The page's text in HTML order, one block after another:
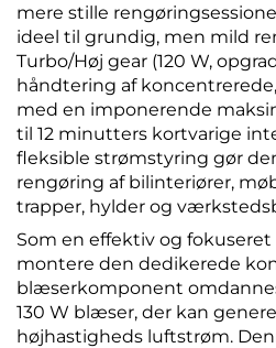
mere stille
ideel til grundig, men mild
Turbo/Høj gear (120 W,
håndtering af
med en imponerende
til 12 minutters kortvarige
fleksible strømstyring gør
rengøring af bilinteriører,
trapper, hylder og
Som en effektiv og
montere den dedikerede
blæserkomponent
130 W blæser, der kan
højhastigheds luftstrøm.